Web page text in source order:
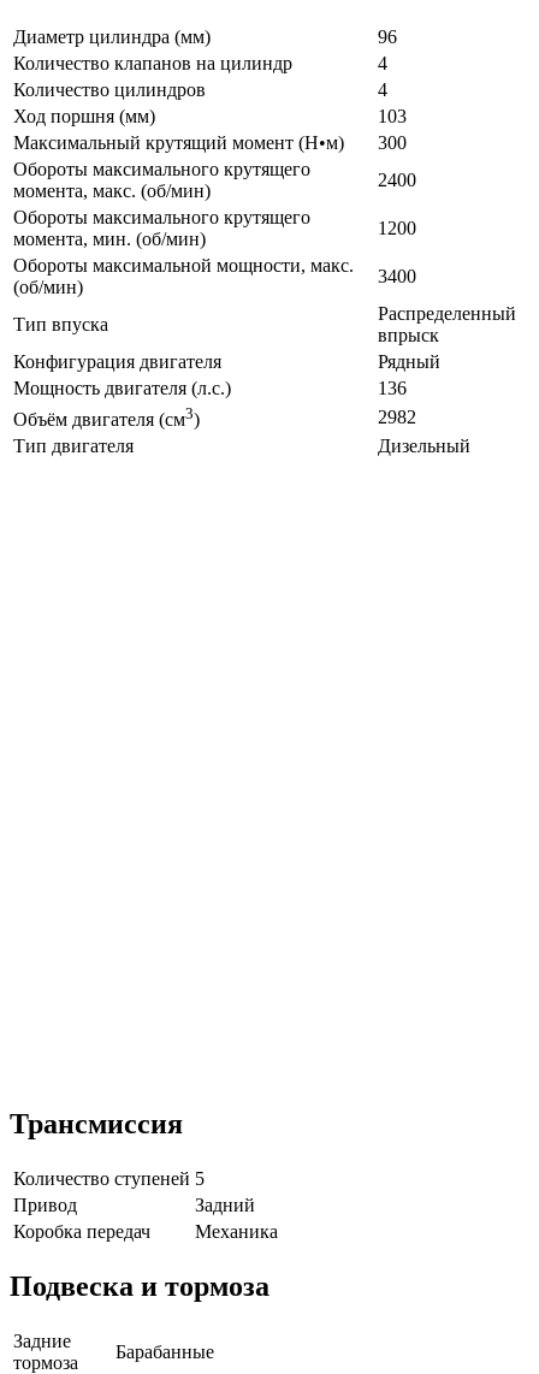
Диаметр цилиндра (мм)
96
Количество клапанов на цилиндр
4
Количество цилиндров
4
Ход поршня (мм)
103
Максимальный крутящий момент (Н•м)
300
Обороты максимального крутящего
момента, макс. (об/мин)
2400
Обороты максимального крутящего
момента, мин. (об/мин)
1200
Обороты максимальной мощности, макс.
(об/мин)
3400
Тип впуска
Распределенный
впрыск
Конфигурация двигателя
Рядный
Мощность двигателя (л.с.)
136
Объём двигателя (см3)
2982
Тип двигателя
Дизельный
Трансмиссия
Количество ступеней 5
Привод
Задний
Коробка передач
Механика
Подвеска и тормоза
Задние
тормоза
Барабанные